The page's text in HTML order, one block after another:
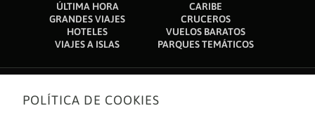
ÚLTIMA HORA
CARIBE
GRANDES VIAJES
CRUCEROS
HOTELES
VUELOS BARATOS
VIAJES A ISLAS
PARQUES TEMÁTICOS
Sobre nosotros
POLÍTICA DE COOKIES